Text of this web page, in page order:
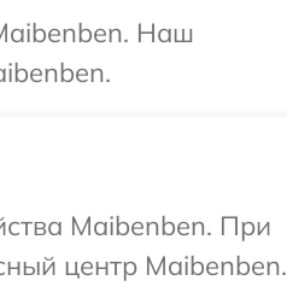
Наш
Maibenben. При
центр Maibenben.